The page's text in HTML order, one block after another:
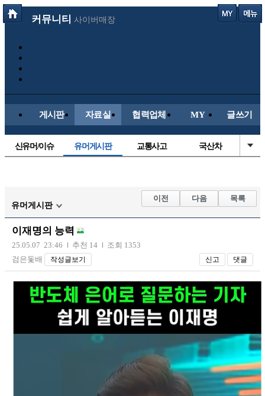
커뮤니티 사이버매장
게시판 자료실 협력업체 MY 글쓰기
신유머/이슈 유머게시판 교통사고 국산차
자유사진 군사/무기
트럭/버스
장착시공사진
유머게시판
이전 다음 목록
이재명의 능력
25.05.07 23:46 추천 14
조회 1353
검은돛배
작성글보기 신고 댓글